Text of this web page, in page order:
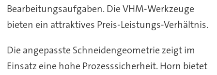
Bearbeitungsaufgaben. Die VHM-Werkzeuge
bieten ein attraktives Preis-Leistungs-Verhältnis.
Die angepasste Schneidengeometrie zeigt im
Einsatz eine hohe Prozesssicherheit. Horn bietet